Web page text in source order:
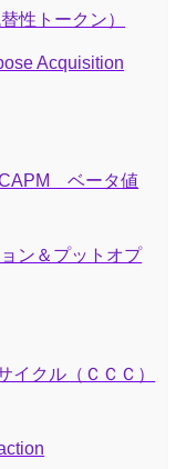
性トークン）
Acquisition
CAPM ベータ値
ン＆プットオプ
イクル（ＣＣＣ）